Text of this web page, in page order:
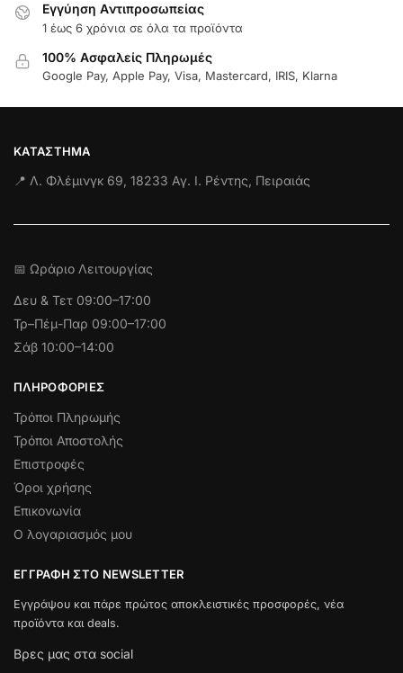
Εγγύηση Aντιπροσωπείας
1 έως 6 χρόνια σε όλα τα προϊόντα
100% Ασφαλείς Πληρωμές
Google Pay, Apple Pay, Visa, Mastercard, IRIS, Klarna
ΚΑΤΆΣΤΗΜΑ
📍 Λ. Φλέμινγκ 69, 18233 Αγ. Ι. Ρέντης, Πειραιάς
📅 Ωράριο Λειτουργίας
Δευ & Τετ 09:00–17:00
Τρ–Πέμ-Παρ 09:00–17:00
Σάβ 10:00–14:00
ΠΛΗΡΟΦΟΡΊΕΣ
Τρόποι Πληρωμής
Τρόποι Αποστολής
Επιστροφές
Όροι χρήσης
Επικονωνία
Ο λογαριασμός μου
ΕΓΓΡΑΦΉ ΣΤΟ NEWSLETTER
Εγγράψου και πάρε πρώτος αποκλειστικές προσφορές, νέα
προϊόντα και deals.
Βρες μας στα social